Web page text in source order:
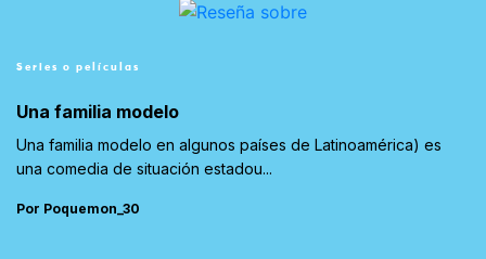
Series o películas
Una familia modelo
Una familia modelo en algunos países de Latinoamérica) es
una comedia de situación estadou...
Por Poquemon_30